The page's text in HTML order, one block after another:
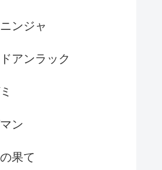
ンジャ
アンラック
ン
果て